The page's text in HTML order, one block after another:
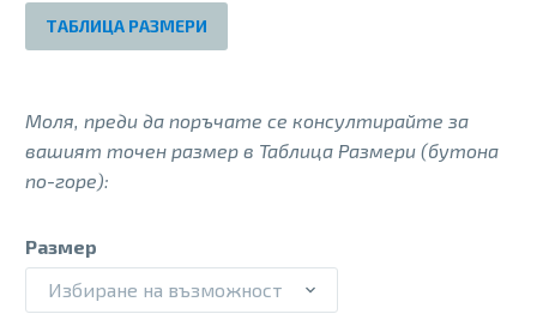
ТАБЛИЦА РАЗМЕРИ
Моля, преди да поръчате се консултирайте за
вашият точен размер в Таблица Размери (бутона
по-горе):
Размер
Избиране на възможност